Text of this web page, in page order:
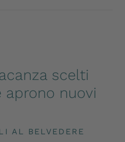
scelti
aprono nuovi
AL BELVEDERE